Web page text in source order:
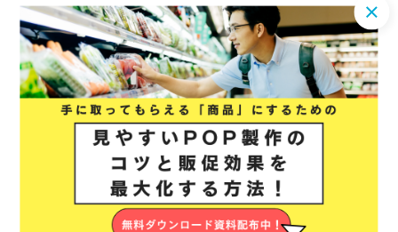
会場装飾のアフターケア
イベントの成功は、終了後のアフターケアにも表れます。会場
装飾の保管にも注意を払い、次回のイベントに活かすための方
法を以下で解説します。
装飾品の保管と再利用のアドバイス
装飾品を適切に保管し、再利用することはコスト削減にも繋が
ります。保管する際は、装飾品の材質に応じた方法で湿気や直